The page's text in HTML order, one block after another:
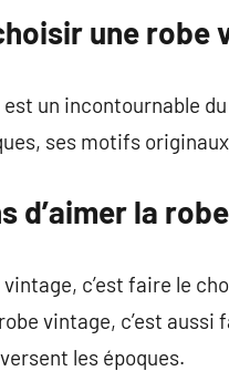
une robe
un incontournable
ses motifs
d’aimer la
c’est faire le
vintage, c’est
les époques.